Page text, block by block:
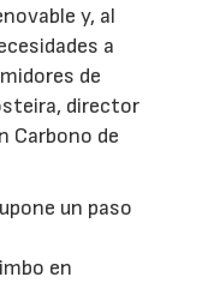
y, al
a
de
director
Carbono de
un paso
en